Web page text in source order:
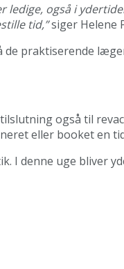
ledige, også i
tid,”siger Helene
de praktiserende
også til
eller booket en
I denne uge bliver